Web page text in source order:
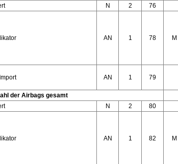
N 2 76
AN 1 78 M
AN 1 79
der Airbags gesamt
N 2 80
AN 1 82 M